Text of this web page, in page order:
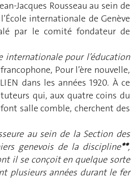
Jacques Rousseau au sein de
internationale de Genève
par le comité fondateur de
internationale pour l’éducation
Pour l’ère nouvelle,
dans les années 1920. À ce
qui, aux quatre coins du
salle comble, cherchent des
au sein de la Section des
genevois de la discipline**,
il se conçoit en quelque sorte
plusieurs années durant le fer